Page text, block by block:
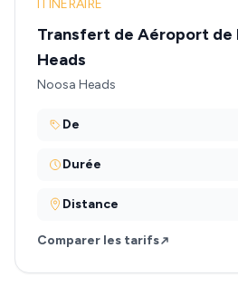
ITINÉRAIRE
Transfert de Aéroport de
Heads
Noosa Heads
De
Durée
Distance
Comparer les tarifs